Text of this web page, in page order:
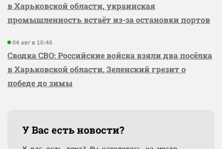
в Харьковской области, украинская
промышленность встаёт из-за остановки портов
04 авг в 10:46
Сводка СВО: Российские войска взяли два посёлка
в Харьковской области, Зеленский грезит о
победе до зимы
У Вас есть новости?